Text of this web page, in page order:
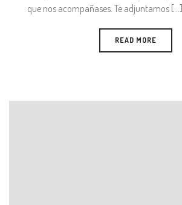
que nos acompañases. Te adjuntamos [...]
READ MORE